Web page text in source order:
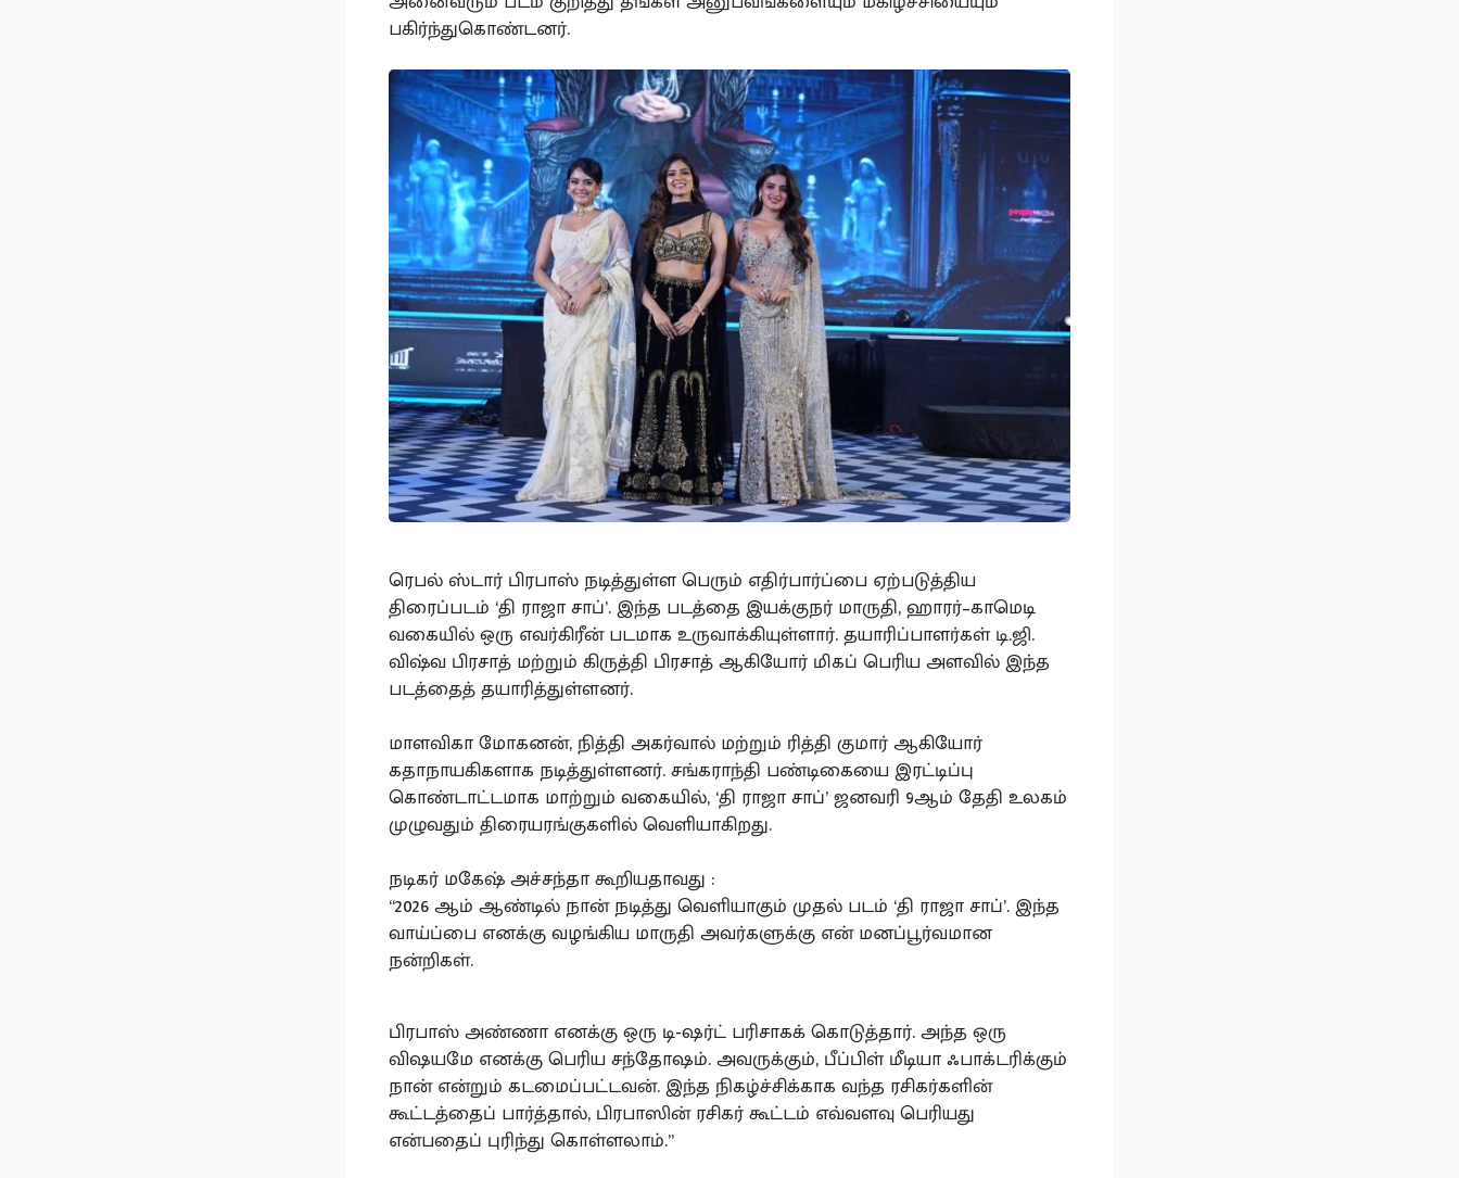
பகிர்ந்துகொண்டனர்.
ரெபல் ஸ்டார் பிரபாஸ் நடித்துள்ள பெரும் எதிர்பார்ப்பை ஏற்படுத்திய
திரைப்படம் ‘தி ராஜா சாப்’. இந்த படத்தை இயக்குநர் மாருதி, ஹாரர்–காமெடி
வகையில் ஒரு எவர்கிரீன் படமாக உருவாக்கியுள்ளார். தயாரிப்பாளர்கள் டி.ஜி.
விஷ்வ பிரசாத் மற்றும் கிருத்தி பிரசாத் ஆகியோர் மிகப் பெரிய அளவில் இந்த
படத்தைத் தயாரித்துள்ளனர்.
மாளவிகா மோகனன், நித்தி அகர்வால் மற்றும் ரித்தி குமார் ஆகியோர்
கதாநாயகிகளாக நடித்துள்ளனர். சங்கராந்தி பண்டிகையை இரட்டிப்பு
கொண்டாட்டமாக மாற்றும் வகையில், ‘தி ராஜா சாப்’ ஜனவரி 9ஆம் தேதி உலகம்
முழுவதும் திரையரங்குகளில் வெளியாகிறது.
நடிகர் மகேஷ் அச்சந்தா கூறியதாவது :
“2026 ஆம் ஆண்டில் நான் நடித்து வெளியாகும் முதல் படம் ‘தி ராஜா சாப்’. இந்த
வாய்ப்பை எனக்கு வழங்கிய மாருதி அவர்களுக்கு என் மனப்பூர்வமான
நன்றிகள்.
பிரபாஸ் அண்ணா எனக்கு ஒரு டி-ஷர்ட் பரிசாகக் கொடுத்தார். அந்த ஒரு
விஷயமே எனக்கு பெரிய சந்தோஷம். அவருக்கும், பீப்பிள் மீடியா ஃபாக்டரிக்கும்
நான் என்றும் கடமைப்பட்டவன். இந்த நிகழ்ச்சிக்காக வந்த ரசிகர்களின்
கூட்டத்தைப் பார்த்தால், பிரபாஸின் ரசிகர் கூட்டம் எவ்வளவு பெரியது
என்பதைப் புரிந்து கொள்ளலாம்.”